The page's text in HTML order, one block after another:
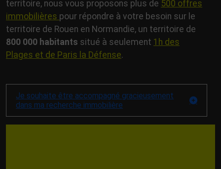
territoire, nous vous proposons plus de 500 offres
immobilières pour répondre à votre besoin sur le
territoire de Rouen en Normandie, un territoire de
800 000 habitants situé à seulement 1 h des
Plages et de Paris la Défense.
Je souhaite être accompagné gracieusement
dans ma recherche immobilière